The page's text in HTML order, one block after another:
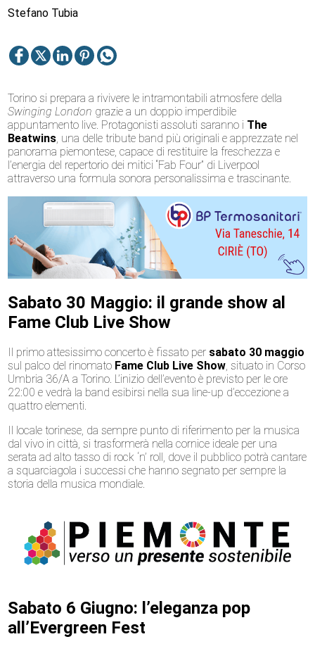
Stefano Tubia
Torino si prepara a rivivere le intramontabili atmosfere della
Swinging London grazie a un doppio imperdibile
appuntamento live. Protagonisti assoluti saranno i The
Beatwins , una delle tribute band più originali e apprezzate nel
panorama piemontese, capace di restituire la freschezza e
l’energia del repertorio dei mitici “Fab Four” di Liverpool
attraverso una formula sonora personalissima e trascinante.
Sabato 30 Maggio: il grande show al
Fame Club Live Show
Il primo attesissimo concerto è fissato per sabato 30 maggio
sul palco del rinomato Fame Club Live Show, situato in Corso
Umbria 36/A a Torino. L’inizio dell’evento è previsto per le ore
22:00 e vedrà la band esibirsi nella sua line-up d’eccezione a
quattro elementi.
Il locale torinese, da sempre punto di riferimento per la musica
dal vivo in città, si trasformerà nella cornice ideale per una
serata ad alto tasso di rock ‘n’ roll, dove il pubblico potrà cantare
a squarciagola i successi che hanno segnato per sempre la
storia della musica mondiale.
Sabato 6 Giugno: l’eleganza pop
all’Evergreen Fest